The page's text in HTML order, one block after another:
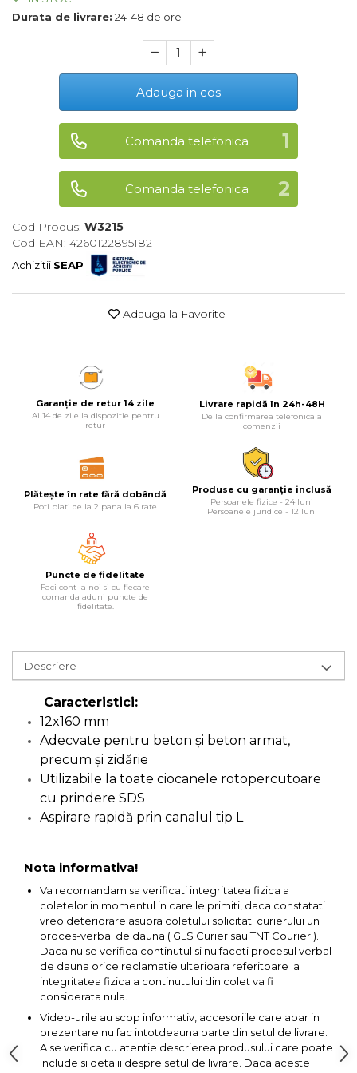
Maturi, Mopuri, Galeti &
Cantare
Rafturi
Baterii & Acumulatori
Baterii AAA
Baterii AA
Corpuri de Iluminat
Lanterne
Echipamente Pentru Service-uri
Auto
Manual
Manometru
Antifurt Bicicleta
Densimetru
Accesorii Auto
Tester Baterie Auto
Cheie Roti
Capre & Suporti Auto
Pat Mobil Auto
Cric Hidraulic
Set / trusa chei tubulare
Multimetru Digital
Bara Tractare Auto
(combustibil)
Presa Hidraulica Tinichigerie
& Suruburi
Extractor Rulmenti
Cabluri
Durata de livrare: 24-48 de ore
Adauga in cos
Comanda telefonica
Comanda telefonica
Cod Produs: W3215
Cod EAN: 4260122895182
Achizitii SEAP
Adauga la Favorite
Garanție de retur 14 zile
Ai 14 de zile la dispozitie pentru
retur
Livrare rapidă în 24h-48H
De la confirmarea telefonica a
comenzii
Plătește în rate fără dobândă
Poti plati de la 2 pana la 6 rate
Produse cu garanție inclusă
Persoanele fizice - 24 luni
Persoanele juridice - 12 luni
Puncte de fidelitate
Faci cont la noi si cu fiecare
comanda aduni puncte de
fidelitate.
Descriere
Caracteristici:
12x160 mm
Adecvate pentru beton şi beton armat,
precum şi zidărie
Utilizabile la toate ciocanele rotopercutoare
cu prindere SDS
Aspirare rapidă prin canalul tip L
Nota informativa!
Va recomandam sa verificati integritatea fizica a
coletelor in momentul in care le primiti, daca constatati
vreo deteriorare asupra coletului solicitati curierului un
proces-verbal de dauna ( GLS Curier sau TNT Courier ).
Daca nu se verifica continutul si nu faceti procesul verbal
de dauna orice reclamatie ulterioara referitoare la
integritatea fizica a continutului din colet va fi
considerata nula.
Video-urile au scop informativ, accesoriile care apar in
prezentare nu fac intotdeauna parte din setul de livrare.
A se verifica cu atentie descrierea produsului care poate
include si detalii despre setul de livrare. Daca aceste